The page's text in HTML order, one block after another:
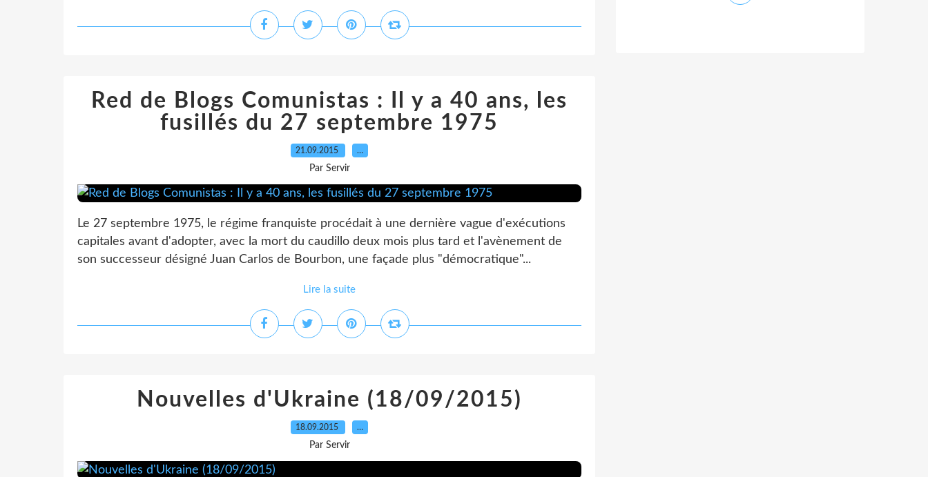
Red de Blogs Comunistas : Il y a 40 ans, les
fusillés du 27 septembre 1975
21.09.2015 …
Par Servir
Le 27 septembre 1975, le régime franquiste procédait à une dernière vague d'exécutions
capitales avant d'adopter, avec la mort du caudillo deux mois plus tard et l'avènement de
son successeur désigné Juan Carlos de Bourbon, une façade plus "démocratique"...
Lire la suite
Nouvelles d'Ukraine (18/09/2015)
18.09.2015 …
Par Servir